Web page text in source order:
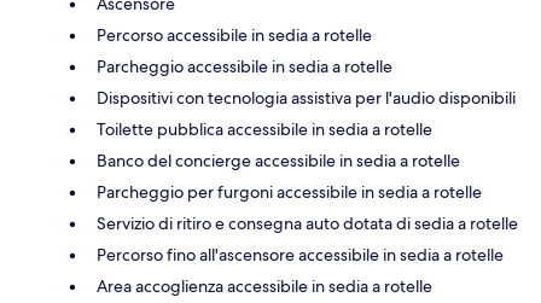
Percorso accessibile in sedia a rotelle
Parcheggio accessibile in sedia a rotelle
Dispositivi con tecnologia assistiva per l'audio disponibili
Toilette pubblica accessibile in sedia a rotelle
Banco del concierge accessibile in sedia a rotelle
Parcheggio per furgoni accessibile in sedia a rotelle
Servizio di ritiro e consegna auto dotata di sedia a rotelle
Percorso fino all'ascensore accessibile in sedia a rotelle
Area accoglienza accessibile in sedia a rotelle